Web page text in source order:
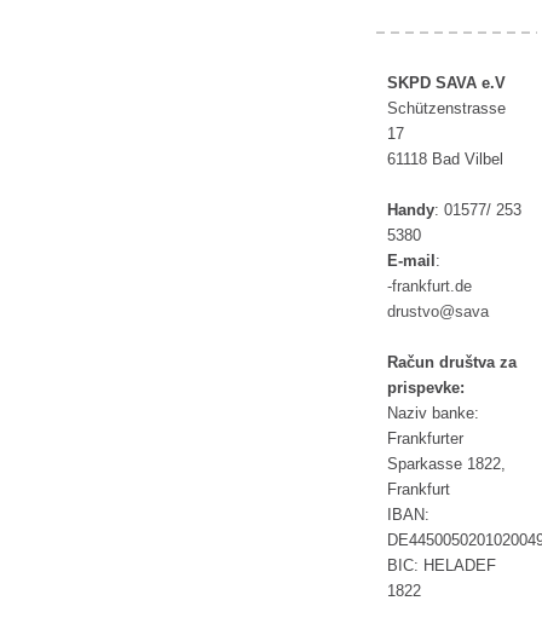
SKPD SAVA e.V
Schützenstrasse
17
61118 Bad Vilbel
Handy: 01577/ 253
5380
E-mail :
ed.tr
ufkna
rf-
av
as@ov
tsurd
Račun društva za
prispevke:
Naziv banke:
Frankfurter
Sparkasse 1822,
Frankfurt
IBAN:
BIC: HELADEF
1822